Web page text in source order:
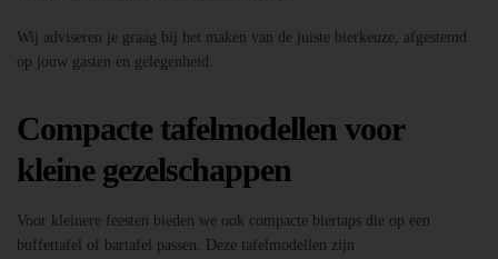
Wij adviseren je graag bij het maken van de juiste bierkeuze, afgestemd
op jouw gasten en gelegenheid.
Compacte tafelmodellen voor
kleine gezelschappen
Voor kleinere feesten bieden we ook compacte biertaps die op een
buffettafel of bartafel passen. Deze tafelmodellen zijn